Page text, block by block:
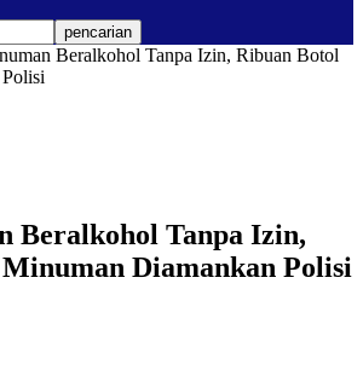
Beralkohol Tanpa Izin, Ribuan Botol
Beralkohol Tanpa Izin,
Diamankan Polisi